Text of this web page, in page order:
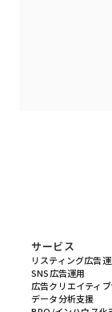
サービス
リスティング広告
SNS広告運用
広告クリエイティ
データ分析支援